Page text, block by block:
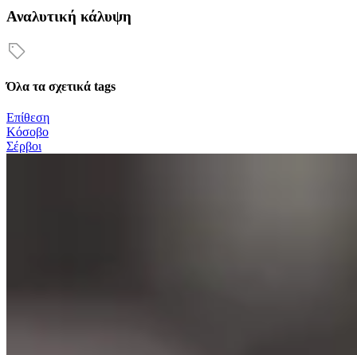
Αναλυτική κάλυψη
Όλα τα σχετικά tags
Επίθεση
Κόσοβο
Σέρβοι